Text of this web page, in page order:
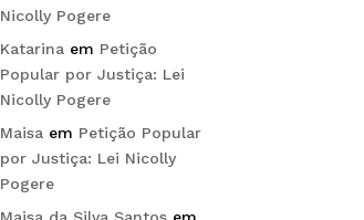
Nicolly Pogere
Katarina em Petição
Popular por Justiça: Lei
Nicolly Pogere
Maisa em Petição Popular
por Justiça: Lei Nicolly
Pogere